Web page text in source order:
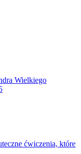
Wielkiego
ćwiczenia, które